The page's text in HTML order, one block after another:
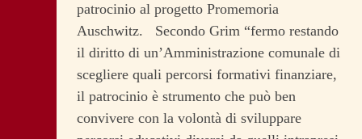
patrocinio al progetto Promemoria
Auschwitz.
Secondo Grim “fermo restando
il diritto di un’Amministrazione comunale di
scegliere quali percorsi formativi finanziare,
il patrocinio è strumento che può ben
convivere con la volontà di sviluppare